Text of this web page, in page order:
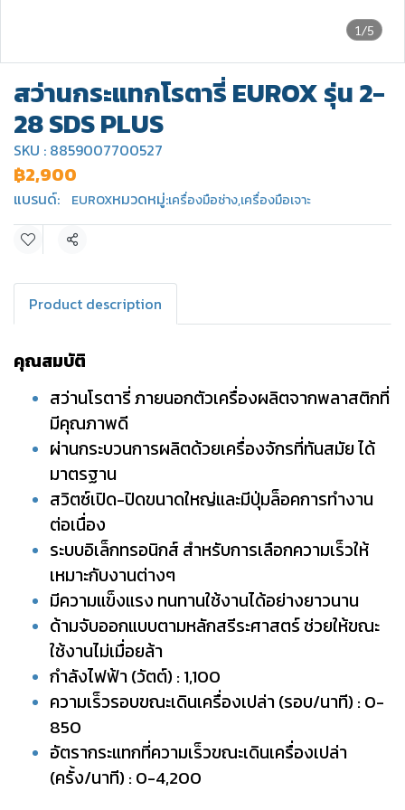
1/5
สว่านกระแทกโรตารี่ EUROX รุ่น 2-
28 SDS PLUS
SKU : 8859007700527
฿2,900
แบรนด์: EUROXหมวดหมู่:เครื่องมือช่าง,เครื่องมือเจาะ
แชร์
Product description
คุณสมบัติ
สว่านโรตารี่ ภายนอกตัวเครื่องผลิตจากพลาสติกที่
มีคุณภาพดี
ผ่านกระบวนการผลิตด้วยเครื่องจักรที่ทันสมัย ได้
มาตรฐาน
สวิตซ์เปิด-ปิดขนาดใหญ่และมีปุ่มล็อคการทำงาน
ต่อเนื่อง
ระบบอิเล็กทรอนิกส์ สำหรับการเลือกความเร็วให้
เหมาะกับงานต่างๆ
มีความแข็งแรง ทนทานใช้งานได้อย่างยาวนาน
ด้ามจับออกแบบตามหลักสรีระศาสตร์ ช่วยให้ขณะ
ใช้งานไม่เมื่อยล้า
กำลังไฟฟ้า (วัตต์) : 1,100
ความเร็วรอบขณะเดินเครื่องเปล่า (รอบ/นาที) : 0-
850
อัตรากระแทกที่ความเร็วขณะเดินเครื่องเปล่า
(ครั้ง/นาที) : 0-4,200